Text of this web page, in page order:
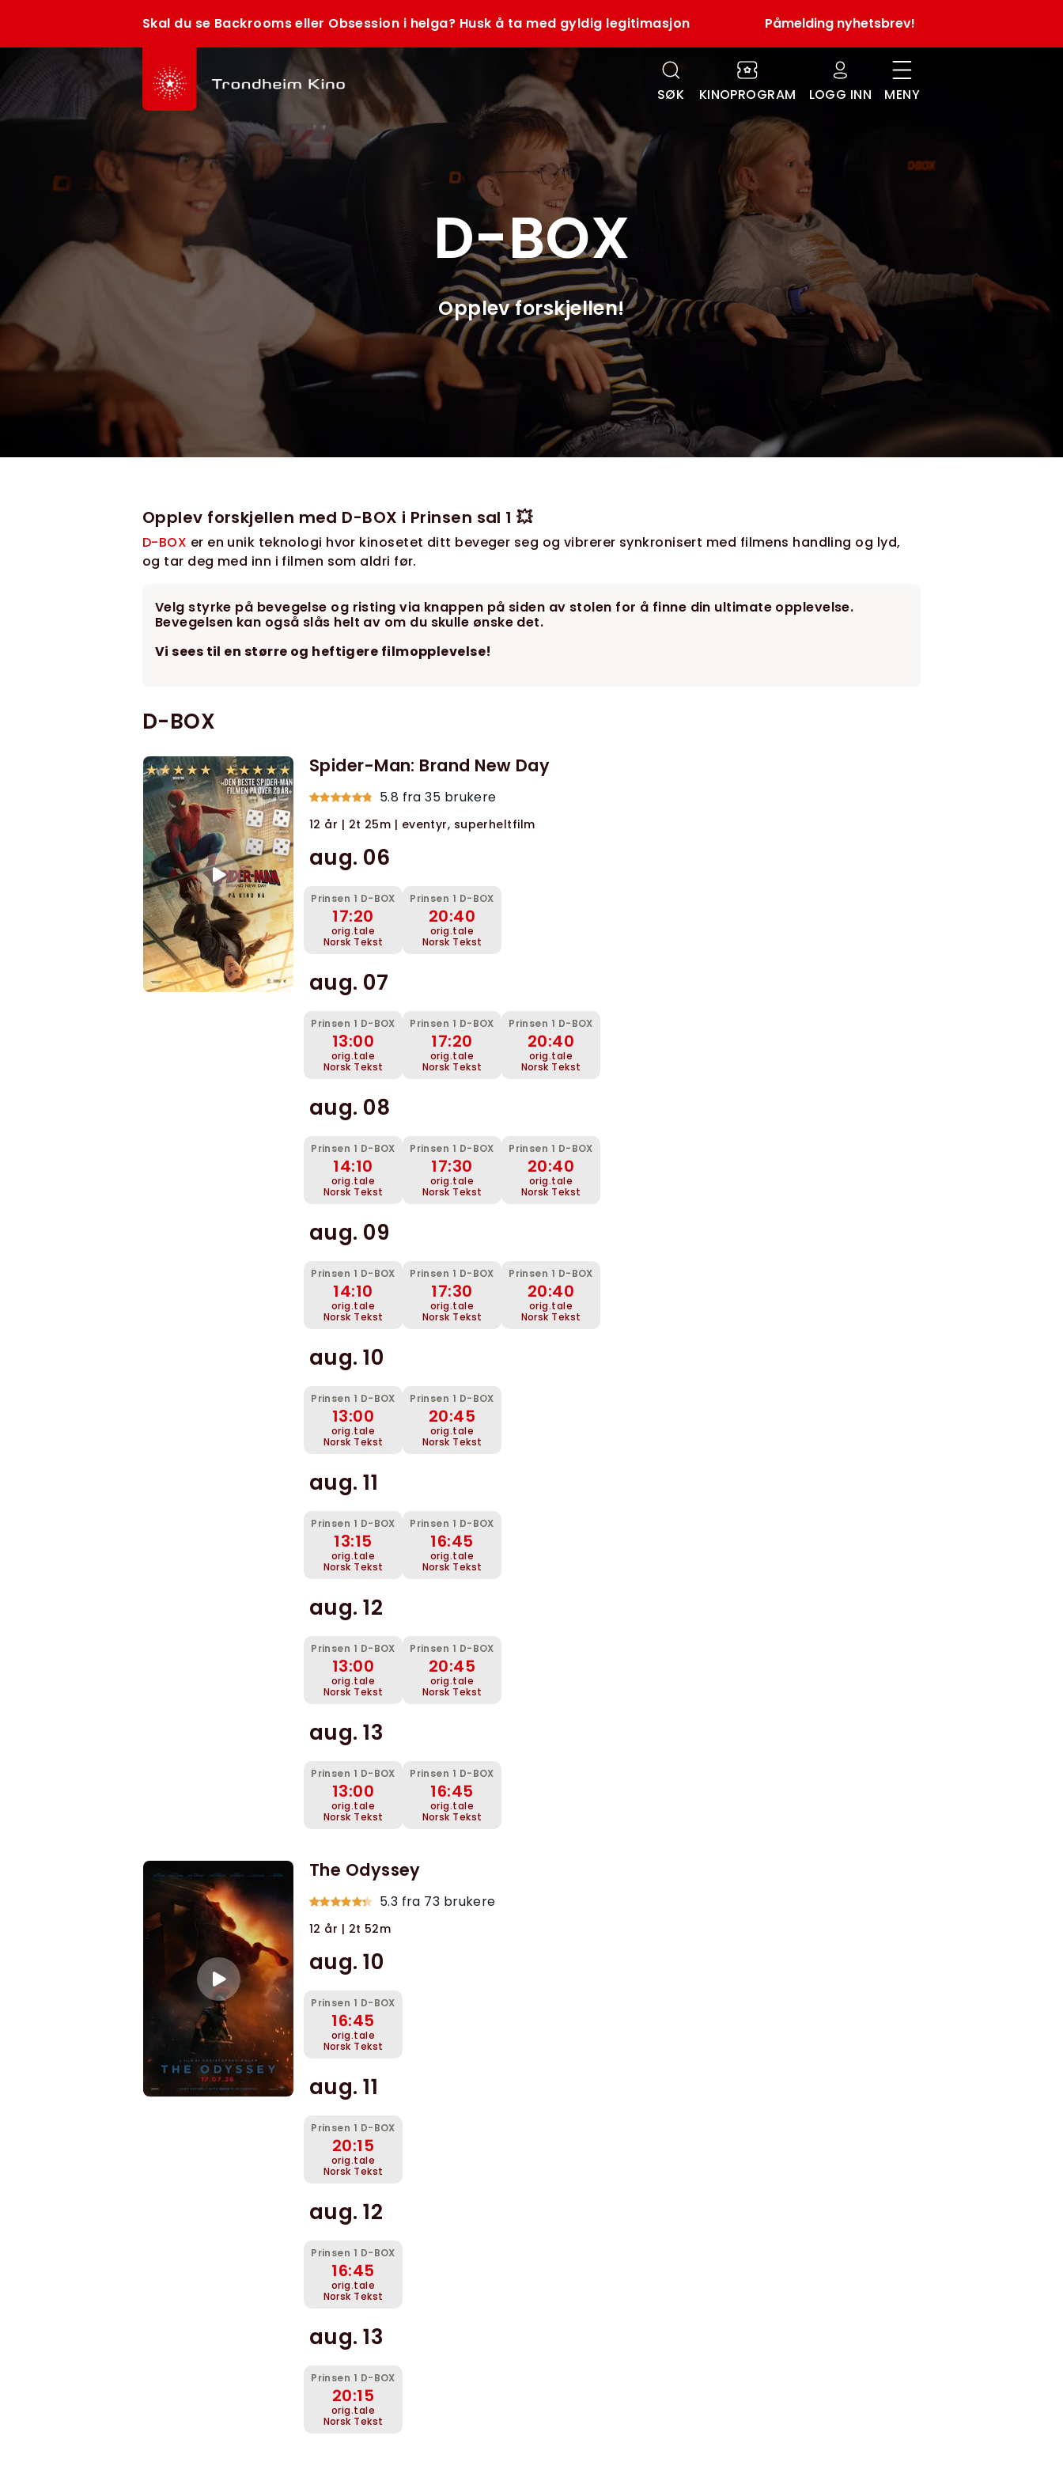
Skal du se Backrooms eller Obsession i helga? Husk å ta med gyldig legitimasjon Påmelding nyhetsbrev!
SØK KINOPROGRAM LOGG INN MENY
D-BOX
Opplev forskjellen!
Opplev forskjellen med D-BOX i Prinsen sal 1 💥
D-BOX er en unik teknologi hvor kinosetet ditt beveger seg og vibrerer synkronisert med filmens handling og lyd,
og tar deg med inn i filmen som aldri før.
Velg styrke på bevegelse og risting via knappen på siden av stolen for å finne din ultimate opplevelse.
Bevegelsen kan også slås helt av om du skulle ønske det.
Vi sees til en større og heftigere filmopplevelse!
D-BOX
Spider-Man: Brand New Day
5.8 fra 35 brukere
12 år | 2t 25m | eventyr, superheltfilm
aug. 06
Prinsen 1 D-BOX
17:20
orig.tale
Norsk Tekst
Prinsen 1 D-BOX
20:40
orig.tale
Norsk Tekst
aug. 07
Prinsen 1 D-BOX
13:00
orig.tale
Norsk Tekst
Prinsen 1 D-BOX
17:20
orig.tale
Norsk Tekst
Prinsen 1 D-BOX
20:40
orig.tale
Norsk Tekst
aug. 08
Prinsen 1 D-BOX
14:10
orig.tale
Norsk Tekst
Prinsen 1 D-BOX
17:30
orig.tale
Norsk Tekst
Prinsen 1 D-BOX
20:40
orig.tale
Norsk Tekst
aug. 09
Prinsen 1 D-BOX
14:10
orig.tale
Norsk Tekst
Prinsen 1 D-BOX
17:30
orig.tale
Norsk Tekst
Prinsen 1 D-BOX
20:40
orig.tale
Norsk Tekst
aug. 10
Prinsen 1 D-BOX
13:00
orig.tale
Norsk Tekst
Prinsen 1 D-BOX
20:45
orig.tale
Norsk Tekst
aug. 11
Prinsen 1 D-BOX
13:15
orig.tale
Norsk Tekst
Prinsen 1 D-BOX
16:45
orig.tale
Norsk Tekst
aug. 12
Prinsen 1 D-BOX
13:00
orig.tale
Norsk Tekst
Prinsen 1 D-BOX
20:45
orig.tale
Norsk Tekst
aug. 13
Prinsen 1 D-BOX
13:00
orig.tale
Norsk Tekst
Prinsen 1 D-BOX
16:45
orig.tale
Norsk Tekst
The Odyssey
5.3 fra 73 brukere
12 år | 2t 52m
aug. 10
Prinsen 1 D-BOX
16:45
orig.tale
Norsk Tekst
aug. 11
Prinsen 1 D-BOX
20:15
orig.tale
Norsk Tekst
aug. 12
Prinsen 1 D-BOX
16:45
orig.tale
Norsk Tekst
aug. 13
Prinsen 1 D-BOX
20:15
orig.tale
Norsk Tekst